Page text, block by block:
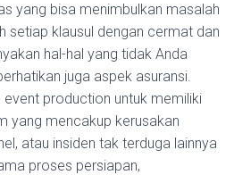
yang bisa menimbulkan masalah
setiap klausul dengan cermat dan
hal-hal yang tidak Anda
juga aspek asuransi.
event production untuk memiliki
yang mencakup kerusakan
atau insiden tak terduga lainnya
proses persiapan,